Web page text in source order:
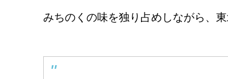
みちのくの味を独り占めしながら、